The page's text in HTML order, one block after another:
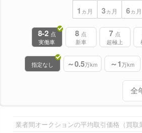
1 ヵ月 3ヵ月 6ヵ月
8-2 点
実働車
8 点
新車
7 点
超極上
指定なし ～0.5万km ～1万km
業者間オークションの平均取引価格（買取